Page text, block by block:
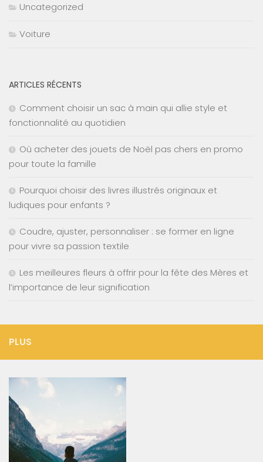
Uncategorized
Voiture
ARTICLES RÉCENTS
Comment choisir un sac à main qui allie style et
fonctionnalité au quotidien
Où acheter des jouets de Noël pas chers en promo
pour toute la famille
Pourquoi choisir des livres illustrés originaux et
ludiques pour enfants ?
Coudre, ajuster, personnaliser : se former en ligne
pour vivre sa passion textile
Les meilleures fleurs à offrir pour la fête des Mères et
l’importance de leur signification
PLUS